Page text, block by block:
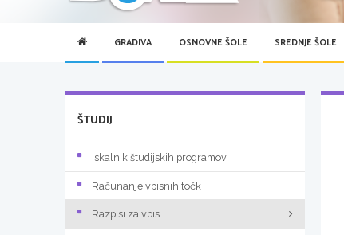
GRADIVA OSNOVNE ŠOLE SREDNJE ŠOLE
ŠTUDIJ
Iskalnik študijskih programov
Računanje vpisnih točk
Razpisi za vpis